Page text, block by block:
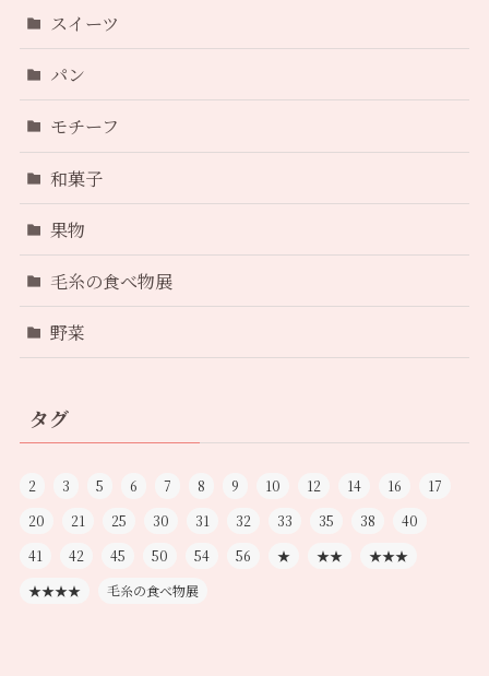
スイーツ
パン
モチーフ
和菓子
果物
毛糸の食べ物展
野菜
タグ
2 3 5 6 7 8 9 10 12 14 16
17
20
21 25 30 31 32 33 35 38
40
41
42 45 50 54 56 ★ ★★
★★★
★★★★
毛糸の食べ物展